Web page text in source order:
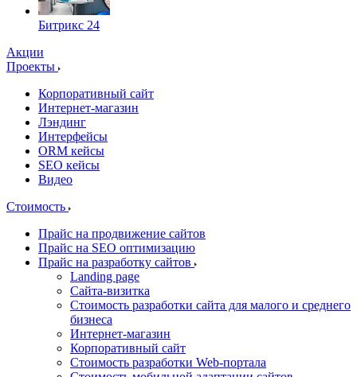
Битрикс 24
Акции
Проекты
Корпоративный сайт
Интернет-магазин
Лэндинг
Интерфейсы
ORM кейсы
SEO кейсы
Видео
Стоимость
Прайс на продвижение сайтов
Прайс на SEO оптимизацию
Прайс на разработку сайтов
Landing page
Cайта-визитка
Стоимость разработки сайта для малого и среднего
бизнеса
Интернет-магазин
Корпоративный сайт
Стоимость разработки Web-портала